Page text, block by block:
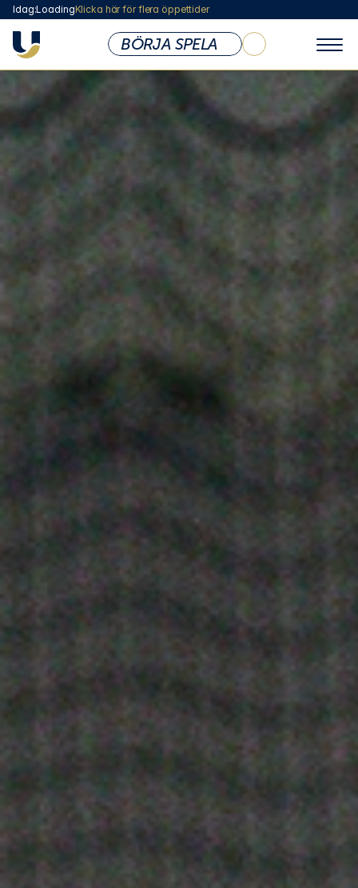
Idag:LoadingKlicka här för flera öppettider
KLUBBEN
Om Ullevi Tennis
Öppettider & Priser
Vi som Jobbar Här
Styrelse
Medlemsskap
Abonnemang
Lokaler & Anläggning
Shop
Policy & Dokument
Företag / Friskvård
Sponsoring & Samarbete
Om Verksamheten
Nybörjarkurser
Ullevi Tennisskola
Privatlektioner
Börja Tävla
Anmälan / Players Card
Vanliga Frågor
Ta Kontakt
Föräldrautbildning
Om Verksamheten
Våra Spelnivåer
Tennispasset
Privatlektioner fys
Damsektionen
Övriga Aktiviteter
Vanliga Frågor
Om Verksamheten
Filosofi
Tränarteam
Program
Vanliga Frågor
BÖRJA SPELA